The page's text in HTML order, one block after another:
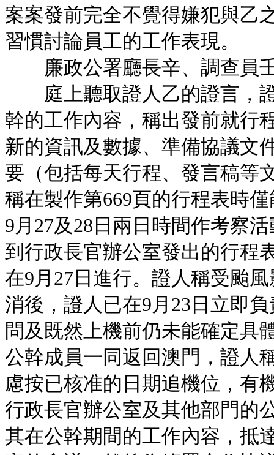
案案發前完全不覺得嫌犯與乙
習慣討論員工的工作表現。
廉政公署廳長辛、調查員壬
庭上聽取證人乙的證言，證
幹的工作內容，稱出發前就行
新的資訊及數據、準備協議文
要（包括每天行程、發言稿等
稱在製作第669頁的行程表時
9月27及28日兩日時間作考察
到行政長官辦公室發出的行程
在9月27日進行。證人稱受颱
消後，證人已在9月23日立即
問及既然上機前仍未能確定具
公幹成員一同返回澳門，證人
慮按已核准的日期追機位，有
行政長官辦公室及其他部門的
其在公幹期間的工作內容，抵